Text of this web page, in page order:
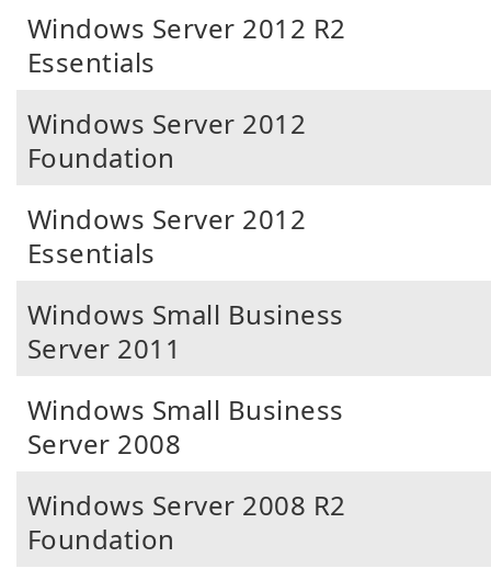
Windows Server 2012 R2
Essentials
Windows Server 2012
Foundation
Windows Server 2012
Essentials
Windows Small Business
Server 2011
Windows Small Business
Server 2008
Windows Server 2008 R2
Foundation